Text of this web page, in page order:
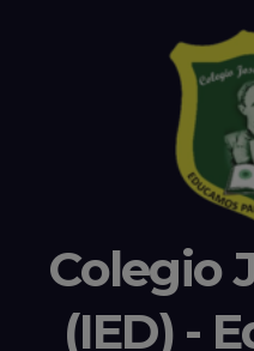
Colegio
(IED) -